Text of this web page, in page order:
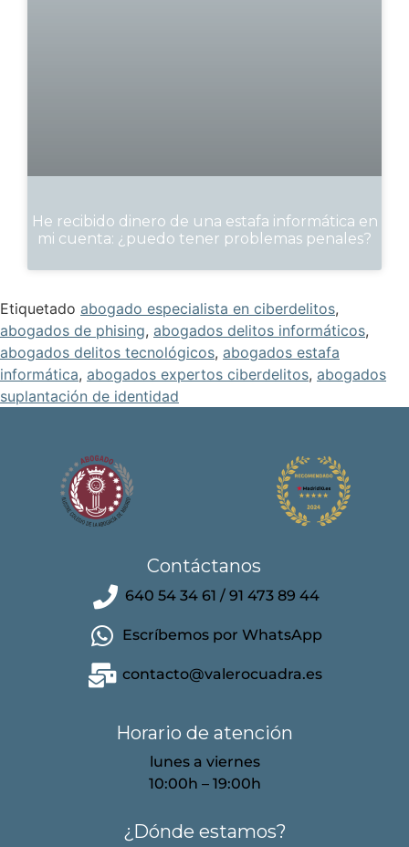
He recibido dinero de una estafa informática en
mi cuenta: ¿puedo tener problemas penales?
Etiquetado abogado especialista en ciberdelitos,
abogados de phising, abogados delitos informáticos,
abogados delitos tecnológicos, abogados estafa
informática, abogados expertos ciberdelitos, abogados
suplantación de identidad
Contáctanos
640 54 34 61 / 91 473 89 44
Escríbemos por WhatsApp
contacto@valerocuadra.es
Horario de atención
lunes a viernes
10:00h – 19:00h
¿Dónde estamos?